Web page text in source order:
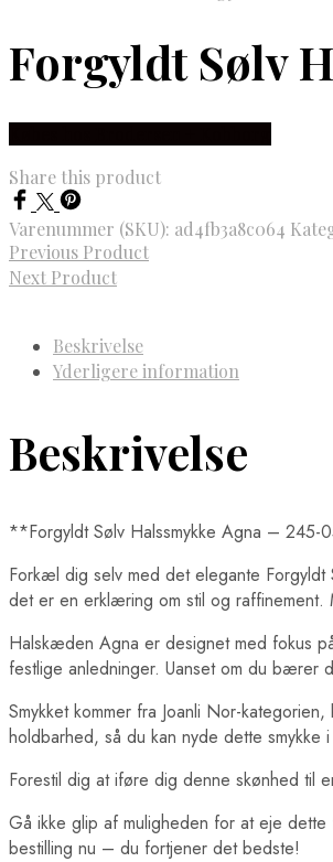
Forgyldt Sølv
Share this product
Varenummer (SKU): ad4fb3a8c064
Previous Product
Next Product
Beskrivelse
Yderligere information
Beskrivelse
**Forgyldt Sølv Halssmykke Agna –
Forkæl dig selv med det elegante
det er en erklæring om stil og raffinement.
Halskæden Agna er designet med fokus
festlige anledninger. Uanset om du bærer
Smykket kommer fra Joanli Nor-
holdbarhed, så du kan nyde dette smykke
Forestil dig at iføre dig denne skønhed til
Gå ikke glip af muligheden for at eje
bestilling nu – du fortjener det bedste!